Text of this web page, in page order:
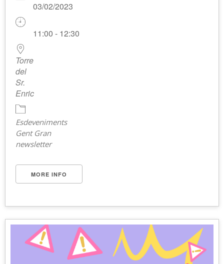
03/02/2023
11:00 - 12:30
Torre
del
Sr.
Enric
Esdeveniments
Gent Gran
newsletter
MORE INFO